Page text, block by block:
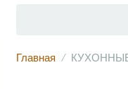
Главная